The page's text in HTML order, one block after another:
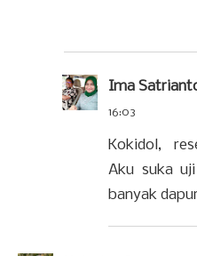
Ima
16:03
Kokidol,
Aku suka
banyak